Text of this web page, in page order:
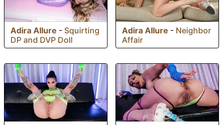
Adira Allure - Squirting
DP and DVP Doll
Adira Allure - Neighbor
Affair